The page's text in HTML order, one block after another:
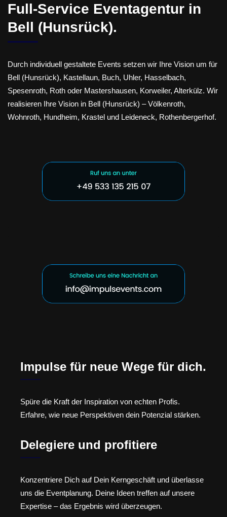
Full-Service Eventagentur in
Bell (Hunsrück).
Durch individuell gestaltete Events setzen wir Ihre Vision um für
Bell (Hunsrück), Kastellaun, Buch, Uhler, Hasselbach,
Spesenroth, Roth oder Mastershausen, Korweiler, Alterkülz. Wir
realisieren Ihre Vision in Bell (Hunsrück) – Völkenroth,
Wohnroth, Hundheim, Krastel und Leideneck, Rothenbergerhof.
Impulse für neue Wege für dich.
Spüre die Kraft der Inspiration von echten Profis.
Erfahre, wie neue Perspektiven dein Potenzial stärken.
Delegiere und profitiere
Konzentriere Dich auf Dein Kerngeschäft und überlasse
uns die Eventplanung. Deine Ideen treffen auf unsere
Expertise – das Ergebnis wird überzeugen.